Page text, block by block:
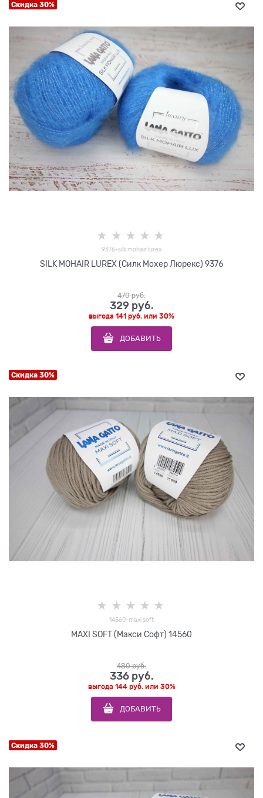
Скидка 30%
9376-silk mohair lurex
SILK MOHAIR LUREX (Силк Мохер Люрекс) 9376
470 руб.
329 руб.
выгода 141 руб. или 30%
ДОБАВИТЬ
Скидка 30%
14560-maxi soft
MAXI SOFT (Макси Софт) 14560
480 руб.
336 руб.
выгода 144 руб.или 30%
ДОБАВИТЬ
Скидка 30%